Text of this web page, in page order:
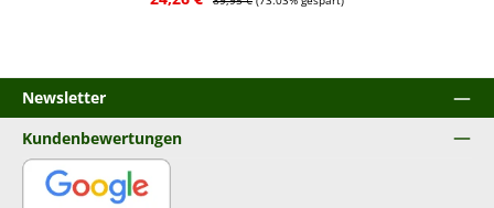
Newsletter
Kundenbewertungen